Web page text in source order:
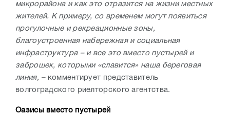
микрорайона и как это отразится на жизни местных
жителей. К примеру, со временем могут появиться
прогулочные и рекреационные зоны,
благоустроенная набережная и социальная
инфраструктура – и все это вместо пустырей и
заброшек, которыми «славится» наша береговая
линия, – комментирует представитель
волгоградского риелторского агентства.
Оазисы вместо пустырей